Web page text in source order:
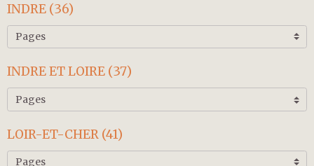
INDRE (36)
INDRE ET LOIRE (37)
LOIR-ET-CHER (41)